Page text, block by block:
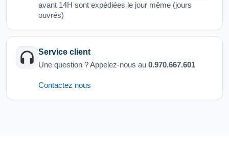
avant 14H sont expédiées le jour même (jours
ouvrés)
Service client
Une question ? Appelez-nous au 0.970.667.601
Contactez nous